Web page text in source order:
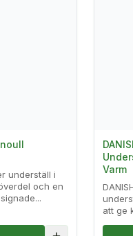
underställ i
och en
Varm
att ge